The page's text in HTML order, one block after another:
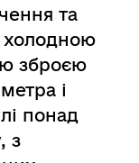
та
холодною
зброєю
і
понад
з